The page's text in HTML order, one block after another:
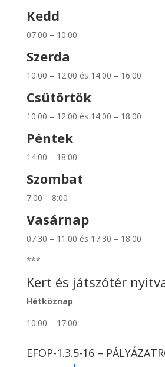
Kedd
07:00 – 10:00
Szerda
10:00 – 12:00 és 14:00 – 16:00
Csütörtök
10:00 – 12:00 és 14:00 – 18:00
Péntek
14:00 – 18:00
Szombat
7:00 – 8:00
Vasárnap
07:30 – 11:00 és 17:30 – 18:00
***
Kert és játszótér
Hétköznap
10:00 – 17:00
EFOP-1.3.5-16 –